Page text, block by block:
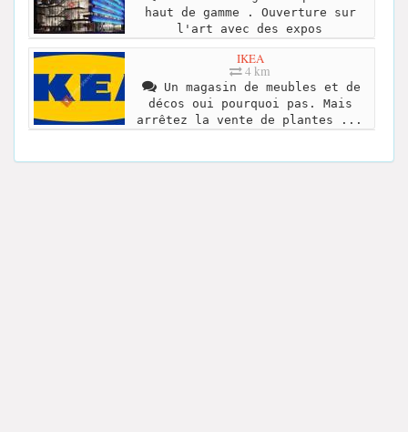
haut de gamme . Ouverture sur
l'art avec des expos
IKEA
4 km
Un magasin de meubles et de
décos oui pourquoi pas. Mais
arrêtez la vente de plantes ...